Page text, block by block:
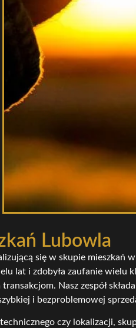
Lubowla
się w skupie mieszkań
lat i zdobyła zaufanie wielu
Nasz zespół
i bezproblemowej
czy lokalizacji,